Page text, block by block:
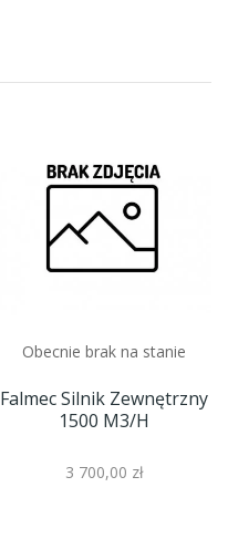
Obecnie brak na stanie
Falmec Silnik Zewnętrzny
1500 M3/h
3 700,00 zł